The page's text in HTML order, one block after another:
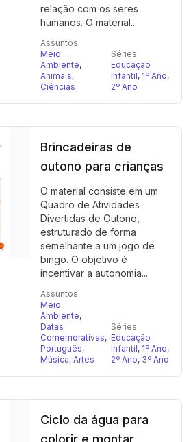
relação com os seres
humanos. O material...
Assuntos
Meio
Ambiente,
Animais,
Ciências
Séries
Educação
Infantil, 1º Ano,
2º Ano
Brincadeiras de
outono para crianças
O material consiste em um
Quadro de Atividades
Divertidas de Outono,
estruturado de forma
semelhante a um jogo de
bingo. O objetivo é
incentivar a autonomia...
Assuntos
Meio
Ambiente,
Datas
Comemorativas,
Português,
Música, Artes
Séries
Educação
Infantil, 1º Ano,
2º Ano, 3º Ano
Ciclo da água para
colorir e montar